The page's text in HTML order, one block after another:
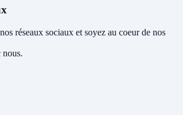
réseaux sociaux et soyez au coeur de nos
nous.